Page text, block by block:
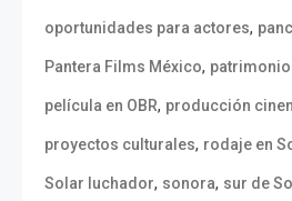
oportunidades para actores,
Pantera Films México,
película en OBR, producción
proyectos culturales, rodaje en
Solar luchador, sonora, sur de